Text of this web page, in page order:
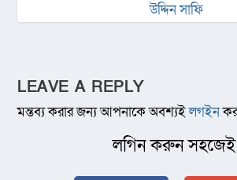
উদ্দিন সাফি
LEAVE A REPLY
মন্তব্য করার জন্য আপনাকে অবশ্যইলগইন
লগিন করুন